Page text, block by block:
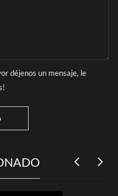
déjenos un mensaje, le